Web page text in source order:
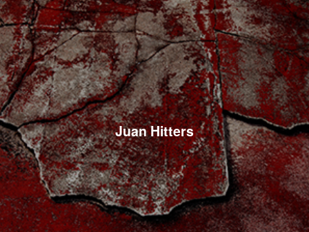
Juan Hitters